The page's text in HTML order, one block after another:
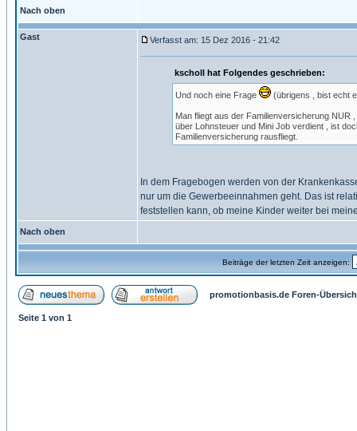
Nach oben
Gast Verfasst am: 15 Dez 2016 - 21:42
kscholl hat Folgendes geschrieben:
Und noch eine Frage (übrigens , bist echt
Man fliegt aus der Familienversicherung NUR
über Lohnsteuer und Mini Job verdient , ist
Familienversicherung rausfliegt.
In dem Fragebogen werden von der
nur um die Gewerbeeinnahmen geht. Das ist
feststellen kann, ob meine Kinder weiter bei
Nach oben
Beiträge der letzten Zeit anzeigen:
promotionbasis.de Foren-
Seite 1 von 1